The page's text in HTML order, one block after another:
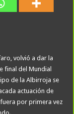
volvió a dar la
final del Mundial
de la Albirroja se
actuación de
por primera vez